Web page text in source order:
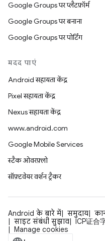
Google Groups पर प्लैटफ़ॉर्म
Google Groups पर बनाना
Google Groups पर पोर्टिंग
मदद पाएं
Android सहायता केंद्र
Pixel सहायता केंद्र
Nexus सहायता केंद्र
www.android.com
Google Mobile Services
स्टैक ओवरफ़्लो
सॉफ़्टवेयर वर्शन ट्रैकर
Android के बारे में समुदाय
साइट संबंधी सुझाव
ICP证合
Manage cookies